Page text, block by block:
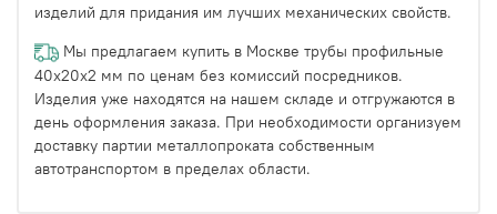
изделий для придания им лучших механических свойств.
Мы предлагаем купить в Москве трубы профильные
40х20х2 мм по ценам без комиссий посредников.
Изделия уже находятся на нашем складе и отгружаются в
день оформления заказа. При необходимости организуем
доставку партии металлопроката собственным
автотранспортом в пределах области.